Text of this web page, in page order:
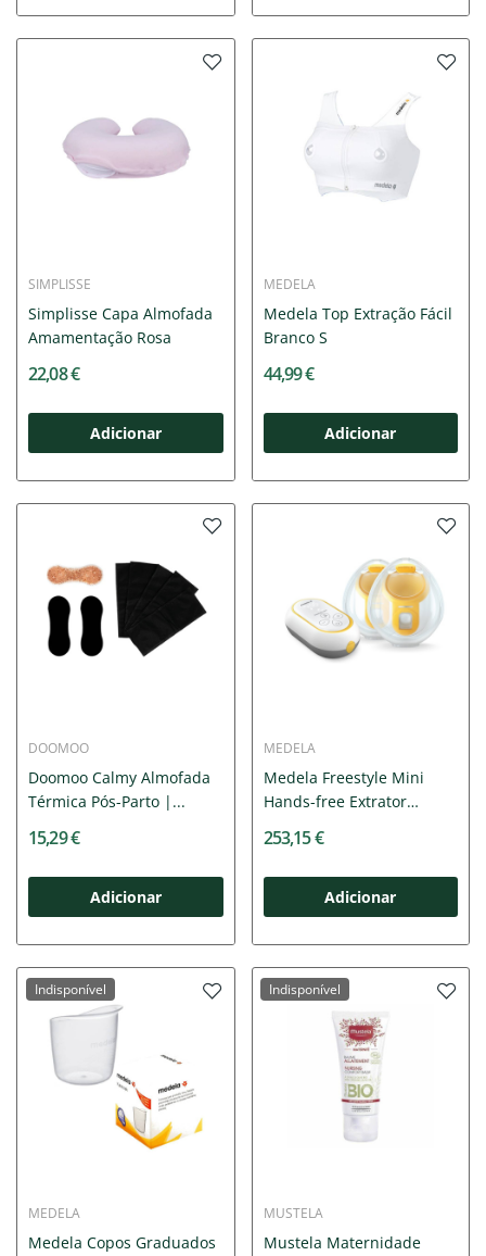
SIMPLISSE
Simplisse Capa Almofada
Amamentação Rosa
22,08 €
Adicionar
MEDELA
Medela Top Extração Fácil
Branco S
44,99 €
Adicionar
DOOMOO
Doomoo Calmy Almofada
Térmica Pós-Parto |...
15,29 €
Adicionar
MEDELA
Medela Freestyle Mini
Hands-free Extrator
253,15 €
Adicionar
Indisponível
MEDELA
Medela Copos Graduados
Indisponível
MUSTELA
Mustela Maternidade